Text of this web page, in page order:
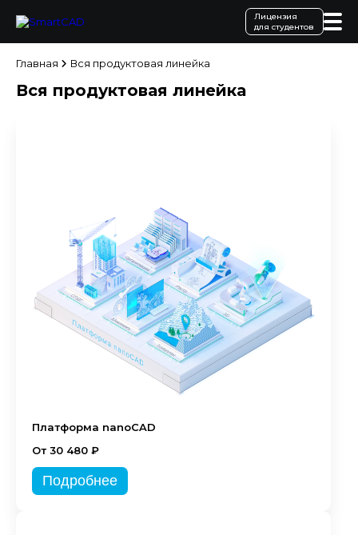
Лицензия
для студентов
Главная Вся продуктовая линейка
Вся продуктовая линейка
Платформа nanoCAD
От 30 480 ₽
Подробнее